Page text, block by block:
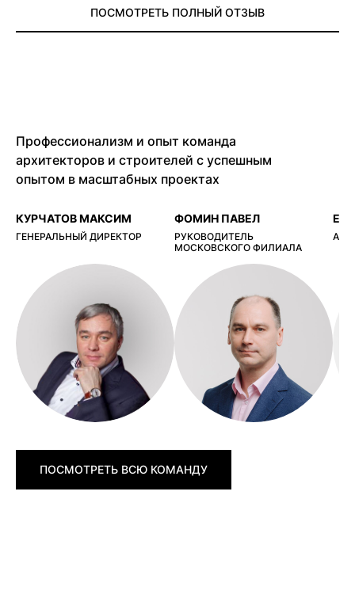
ПОСМОТРЕТЬ ПОЛНЫЙ ОТЗЫВ
Профессионализм и опыт команда
архитекторов и строителей с успешным
опытом в масштабных проектах
КУРЧАТОВ МАКСИМ
ГЕНЕРАЛЬНЫЙ ДИРЕКТОР
ФОМИН ПАВЕЛ
РУКОВОДИТЕЛЬ
МОСКОВСКОГО ФИЛИАЛА
ПОСМОТРЕТЬ ВСЮ КОМАНДУ